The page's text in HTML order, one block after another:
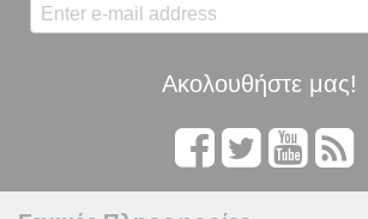
Ακολουθήστε μας!